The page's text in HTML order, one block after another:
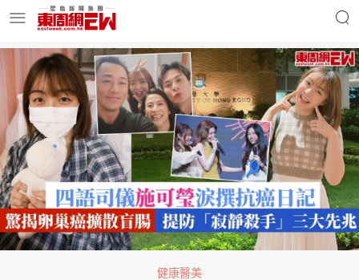
明星名人 時事財經
東周Ladies 優享生活
東周食玩通 會員活動
健康醫美